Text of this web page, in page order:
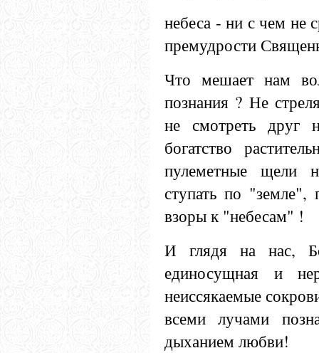
небеса - ни с чем не
премудрости
Что мешает нам
познания ? Не
не смотреть друг
богатство
пулеметные щели
ступать по
взоры к "небесам" !
И глядя на нас,
единосущная и
неиссякаемые
всеми лучами
дыханием любви!